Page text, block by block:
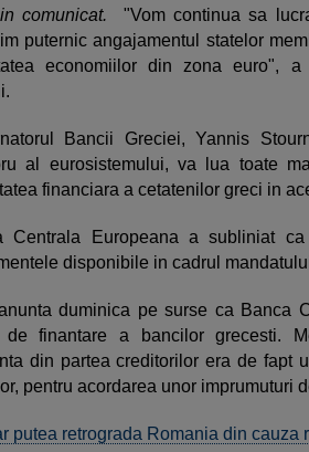
comunicat. "Vom continua sa
puternic angajamentul statelor
economiilor din zona euro",
Bancii Greciei, Yannis
al eurosistemului, va lua toate
financiara a cetatenilor greci in
Centrala Europeana a subliniat
disponibile in cadrul
duminica pe surse ca Banca
de finantare a bancilor grecesti.
din partea creditorilor era de fapt
pentru acordarea unor imprumuturi
putea retrograda Romania din cauza